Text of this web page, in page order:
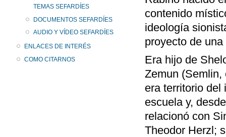
TEMAS SEFARDÍES
DOCUMENTOS SEFARDÍES
AUDIO Y VÍDEO SEFARDÍES
ENLACES DE INTERÉS
COMO CITARNOS
contenido
ideología
proyecto de
Era hijo de
Zemun (Semlin,
era territorio del
escuela y,
relacionó con
Theodor Herzl;